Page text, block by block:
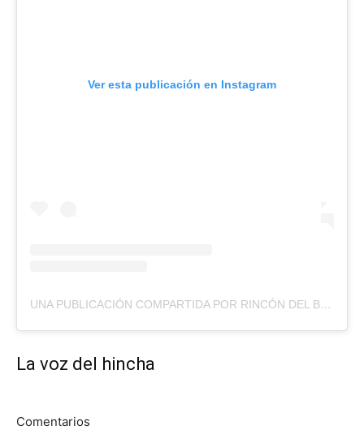
Ver esta publicación en Instagram
UNA PUBLICACIÓN COMPARTIDA POR RINCÓN DEL BULLA (@RINCONDELBULLA)
La voz del hincha
Comentarios